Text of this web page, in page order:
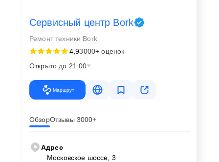
Сервисный центр Bork
Ремонт техники Bork
4,93000+ оценок
Открыто до 21:00
Маршрут
ОбзорОтзывы 3000+
Адрес
Московское шоссе, 3